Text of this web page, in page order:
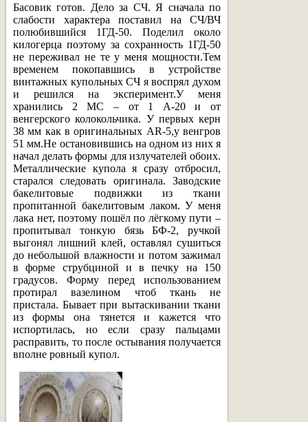
Басовик готов. Дело за СЧ. Я сначала по
слабости характера поставил на СЧ/ВЧ
полюбившийся 1ГД-50. Поделил около
килогерца поэтому за сохранность 1ГД-50
не переживал не те у меня мощности.Тем
временем покопавшись в устройстве
винтажных купольных СЧ я воспрял духом
и решился на эксперимент.У меня
хранились 2 МС – от 1 А-20 и от
венгерского колокольчика. У первых керн
38 мм как в оригинальных AR-5,у венгров
51 мм.Не остановившись на одном из них я
начал делать формы для излучателей обоих.
Металлические купола я сразу отбросил,
старался следовать оригинала. Заводские
бакелитовые подвижки из ткани
пропитанной бакелитовым лаком. У меня
лака нет, поэтому пошёл по лёгкому пути –
пропитывал тонкую бязь БФ-2, ручкой
выгонял лишний клей, оставлял сушиться
до небольшой влажности и потом зажимал
в форме струбциной и в печку на 150
градусов. Форму перед использованием
протирал вазелином чтоб ткань не
пристала. Бывает при вытаскивании ткани
из формы она тянется и кажется что
испортилась, но если сразу пальцами
расправить, то после остывания получается
вполне ровный купол.